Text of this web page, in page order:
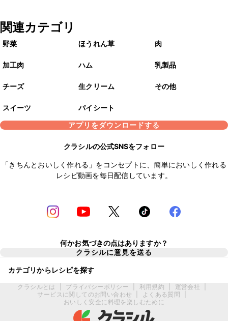
関連カテゴリ
野菜 ほうれん草 肉
加工肉 ハム 乳製品
チーズ 生クリーム その他
スイーツ
パイシート
アプリをダウンロードする
クラシルの公式SNSをフォロー
「きちんとおいしく作れる」をコンセプトに、簡単においしく作れる
レシピ動画を毎日配信しています。
何かお気づきの点はありますか？
クラシルに意見を送る
カテゴリからレシピを探す
クラシルとは プライバシーポリシー 利用規約 運営会社
サービスに関してのお問い合わせ
よくある質問
おいしく安全に料理を楽しむために